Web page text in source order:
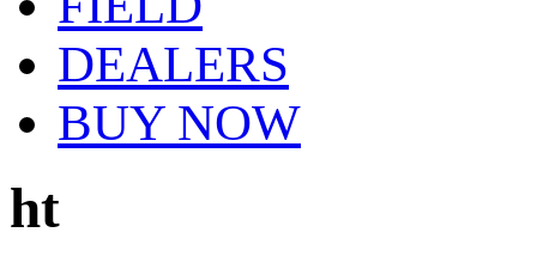
DEALERS
BUY NOW
ht